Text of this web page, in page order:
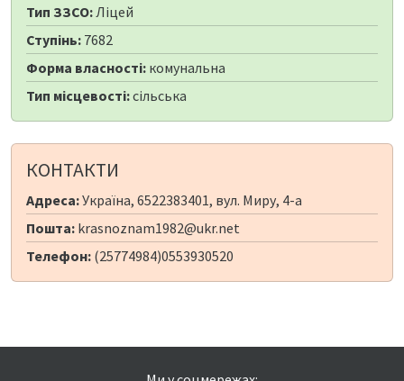
Тип ЗЗСО:Ліцей
Ступінь: 7682
Форма власності: комунальна
Тип місцевості:сільська
КОНТАКТИ
Адреса:Україна, 6522383401, вул. Миру, 4-а
Пошта: krasnoznam1982@ukr.net
Телефон: (25774984)0553930520